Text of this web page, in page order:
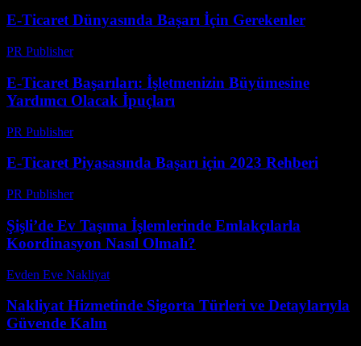
E-Ticaret Dünyasında Başarı İçin Gerekenler
PR Publisher-
E-Ticaret Başarıları: İşletmenizin Büyümesine
Yardımcı Olacak İpuçları
PR Publisher-
E-Ticaret Piyasasında Başarı için 2023 Rehberi
PR Publisher-
Şişli’de Ev Taşıma İşlemlerinde Emlakçılarla
Koordinasyon Nasıl Olmalı?
Evden Eve Nakliyat
Nakliyat Hizmetinde Sigorta Türleri ve Detaylarıyla
Güvende Kalın